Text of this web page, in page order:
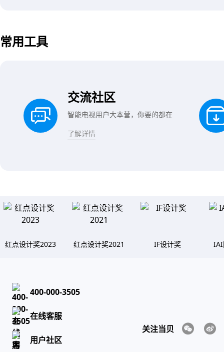
常用工具
交流社区
智能电视用户大本营，你要的都在
了解详情
红点设计奖2023 红点设计奖2021 IF设计奖 IAI
400-000-3505
在线客服
用户社区
关注当贝